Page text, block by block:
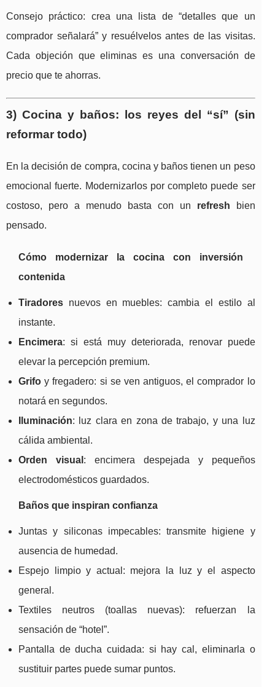
Consejo práctico: crea una lista de “detalles que un
comprador señalará” y resuélvelos antes de las visitas.
Cada objeción que eliminas es una conversación de
precio que te ahorras.
3) Cocina y baños: los reyes del “sí” (sin
reformar todo)
En la decisión de compra, cocina y baños tienen un peso
emocional fuerte. Modernizarlos por completo puede ser
costoso, pero a menudo basta con un refresh bien
pensado.
Cómo modernizar la cocina con inversión
contenida
Tiradores nuevos en muebles: cambia el estilo al
instante.
Encimera: si está muy deteriorada, renovar puede
elevar la percepción premium.
Grifo y fregadero: si se ven antiguos, el comprador lo
notará en segundos.
Iluminación: luz clara en zona de trabajo, y una luz
cálida ambiental.
Orden visual : encimera despejada y pequeños
electrodomésticos guardados.
Baños que inspiran confianza
Juntas y siliconas impecables: transmite higiene y
ausencia de humedad.
Espejo limpio y actual: mejora la luz y el aspecto
general.
Textiles neutros (toallas nuevas): refuerzan la
sensación de “hotel”.
Pantalla de ducha cuidada: si hay cal, eliminarla o
sustituir partes puede sumar puntos.